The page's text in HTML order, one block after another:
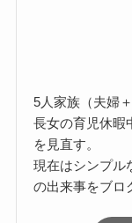
5人家族（夫婦
長女の育児休暇
を見直す。
現在はシンプル
の出来事をブロ